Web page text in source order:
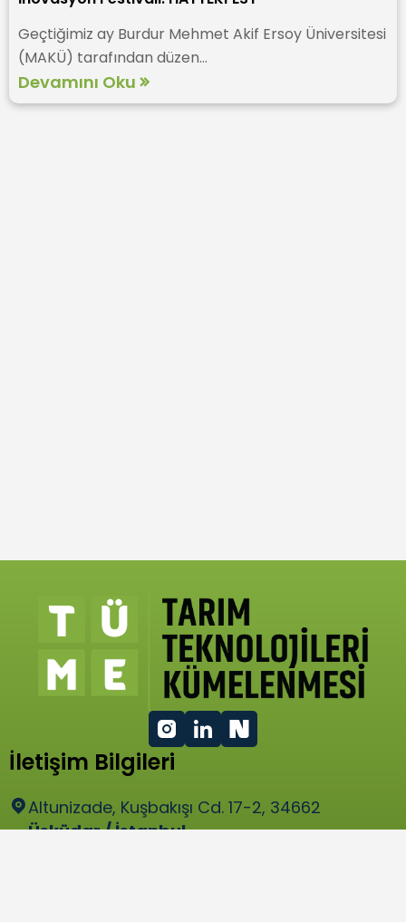
Geçtiğimiz ay Burdur Mehmet Akif Ersoy Üniversitesi
(MAKÜ) tarafından düzen...
Devamını Oku
İletişim Bilgileri
Altunizade, Kuşbakışı Cd. 17-2, 34662
Üsküdar / İstanbul